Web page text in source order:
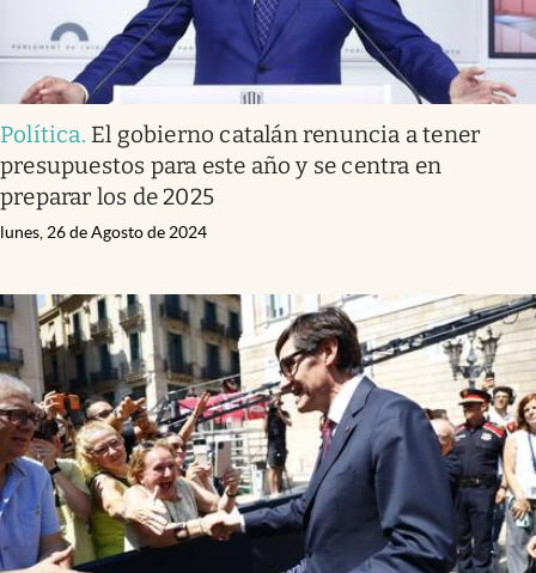
Política. El gobierno catalán renuncia a tener
presupuestos para este año y se centra en
preparar los de 2025
lunes, 26 de Agosto de 2024